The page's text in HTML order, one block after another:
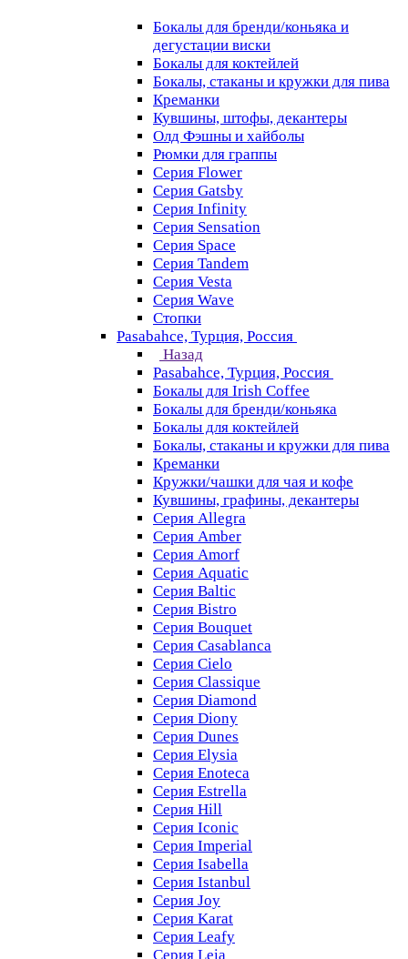
Бокалы для бренди/коньяка и
дегустации виски
Бокалы для коктейлей
Бокалы, стаканы и кружки для пива
Креманки
Кувшины, штофы, декантеры
Олд Фэшны и хайболы
Рюмки для граппы
Серия Flower
Серия Gatsby
Серия Infinity
Серия Sensation
Серия Space
Серия Tandem
Серия Vesta
Серия Wave
Стопки
Pasabahce, Турция, Россия
Назад
Pasabahce, Турция, Россия
Бокалы для Irish Coffee
Бокалы для бренди/коньяка
Бокалы для коктейлей
Бокалы, стаканы и кружки для пива
Креманки
Кружки/чашки для чая и кофе
Кувшины, графины, декантеры
Серия Allegra
Серия Amber
Серия Amorf
Серия Aquatic
Серия Baltic
Серия Bistro
Серия Bouquet
Серия Casablanсa
Серия Cielo
Серия Classique
Серия Diamond
Серия Diony
Серия Dunes
Серия Elysia
Серия Enoteca
Серия Estrella
Серия Hill
Серия Iconic
Серия Imperial
Серия Isabella
Серия Istanbul
Серия Joy
Серия Karat
Серия Leafy
Серия Leia